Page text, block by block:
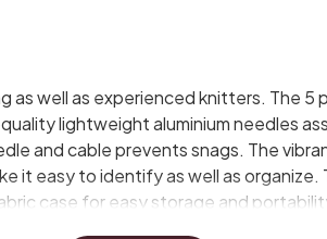
well as experienced knitters. The 5
lightweight aluminium needles
and cable prevents snags. The
easy to identify as well as
case for easy storage and